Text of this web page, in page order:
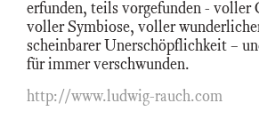
erfunden, teils vorgefunden - voller
voller Symbiose, voller
scheinbarer Unerschöpflichkeit –
für immer verschwunden.
http://www.ludwig-rauch.com